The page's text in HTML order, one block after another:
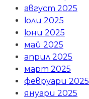
август 2025
юли 2025
юни 2025
май 2025
април 2025
март 2025
февруари 2025
януари 2025